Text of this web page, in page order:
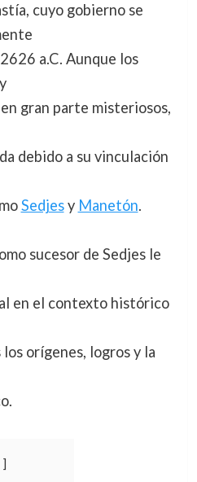
cuyo gobierno se
a.C. Aunque los
gran parte misteriosos,
debido a su vinculación
Sedjesy Manetón.
sucesor de Sedjes le
en el contexto histórico
orígenes, logros y la